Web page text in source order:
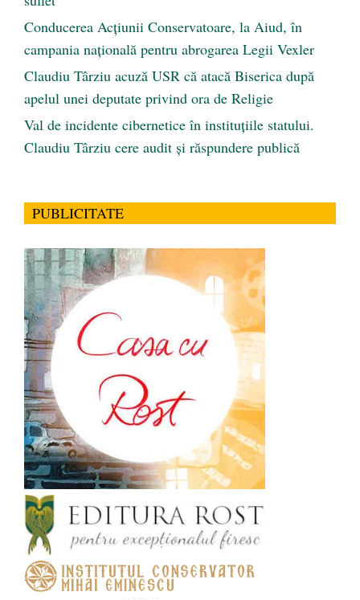
Conducerea Acțiunii Conservatoare, la Aiud, în
campania națională pentru abrogarea Legii Vexler
Claudiu Târziu acuză USR că atacă Biserica după
apelul unei deputate privind ora de Religie
Val de incidente cibernetice în instituțiile statului.
Claudiu Târziu cere audit și răspundere publică
PUBLICITATE